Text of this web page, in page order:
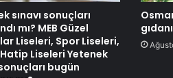
sınavı sonuçları
mı? MEB Güzel
Liseleri, Spor Liseleri,
Liseleri Yetenek
bugün